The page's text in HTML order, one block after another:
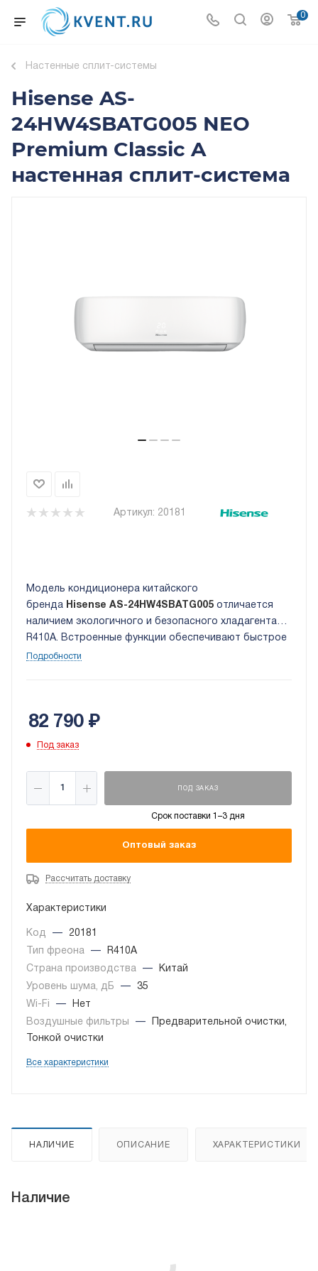
0
Настенные сплит-системы
Hisense AS-
24HW4SBATG005 NEO
Premium Classic A
настенная сплит-система
Артикул: 20181
Модель кондиционера китайского
бренда Hisense AS-24HW4SBATG005 отличается
наличием экологичного и безопасного хладагента
R410A. Встроенные функции обеспечивают быстрое
и простое установление в помещении комфортной
Подробности
82 790₽
Под заказ
ПОД ЗАКАЗ
Срок поставки 1–3 дня
Оптовый заказ
Рассчитать доставку
Характеристики
Код —
20181
Тип фреона
—
R410A
Страна производства
—
Китай
Уровень шума, дБ
—
35
Wi-Fi
—
Нет
Воздушные фильтры
—
Предварительной очистки,
Тонкой очистки
Все характеристики
НАЛИЧИЕ ОПИСАНИЕ ХАРАКТЕРИСТИКИ
Наличие